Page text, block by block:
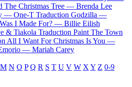
The Christmas Tree — Brenda Lee
— One-T Traduction Godzilla —
I Made For? — Billie Eilish
& Tiakola Traduction Paint The Town
All I Want For Christmas Is You —
— Mariah Carey
M N O P Q R S T U V W XY Z 0-9